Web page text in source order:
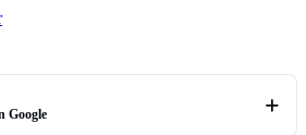
Google